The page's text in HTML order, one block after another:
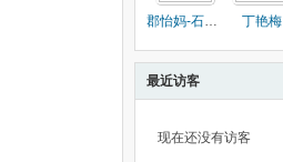
郡怡妈-石家庄 丁艳梅
最近访客
现在还没有访客